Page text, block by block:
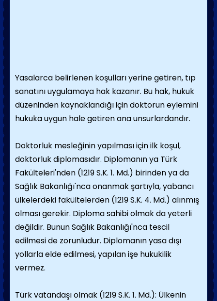
Yasalarca belirlenen koşulları yerine getiren, tıp
sanatını uygulamaya hak kazanır. Bu hak, hukuk
düzeninden kaynaklandığı için doktorun eylemini
hukuka uygun hale getiren ana unsurlardandır.
Doktorluk mesleğinin yapılması için ilk koşul,
doktorluk diplomasıdır. Diplomanın ya Türk
Fakülteleri'nden (1219 S.K. 1. Md.) birinden ya da
Sağlık Bakanlığı'nca onanmak şartıyla, yabancı
ülkelerdeki fakültelerden (1219 S.K. 4. Md.) alınmış
olması gerekir. Diploma sahibi olmak da yeterli
değildir. Bunun Sağlık Bakanlığı'nca tescil
edilmesi de zorunludur. Diplomanın yasa dışı
yollarla elde edilmesi, yapılan işe hukukilik
vermez.
Türk vatandaşı olmak (1219 S.K. 1. Md.): Ülkenin